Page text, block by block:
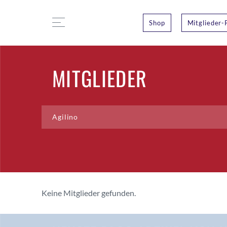
Shop Mitglieder-
MITGLIEDER
Keine Mitglieder gefunden.